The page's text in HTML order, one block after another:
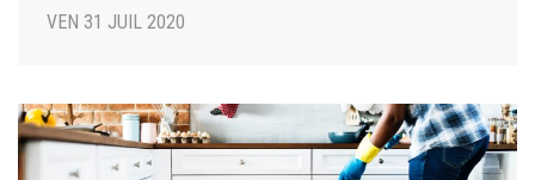
VEN 31 JUIL 2020